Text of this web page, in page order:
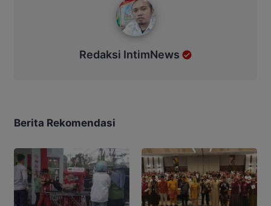
Redaksi IntimNews
Berita Rekomendasi